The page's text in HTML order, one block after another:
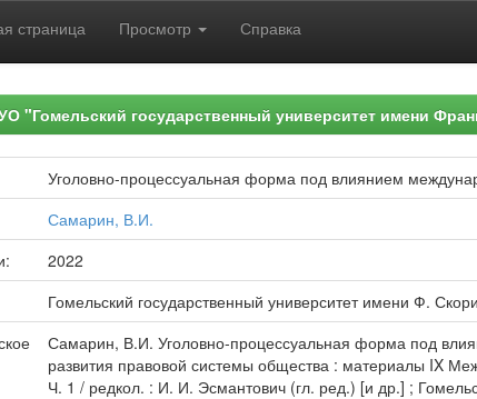
страница Просмотр Справка
"Гомельский государственный университет имени
Уголовно-процессуальная форма под влиянием
Самарин, В.И.
2022
Гомельский государственный университет имени Ф.
Самарин, В.И. Уголовно-процессуальная форма под
развития правовой системы общества : материалы IX
Ч. 1 / редкол. : И. И. Эсмантович (гл. ред.) [и др.] ;